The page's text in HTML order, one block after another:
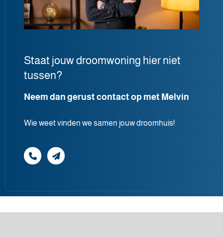
Staat jouw droomwoning hier niet
tussen?
Neem dan gerust contact op met Melvin
Wie weet vinden we samen jouw droomhuis!